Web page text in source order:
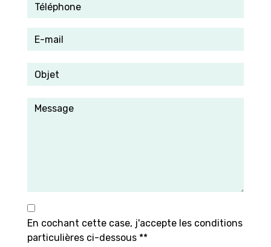
En cochant cette case, j'accepte les conditions
particulières ci-dessous **